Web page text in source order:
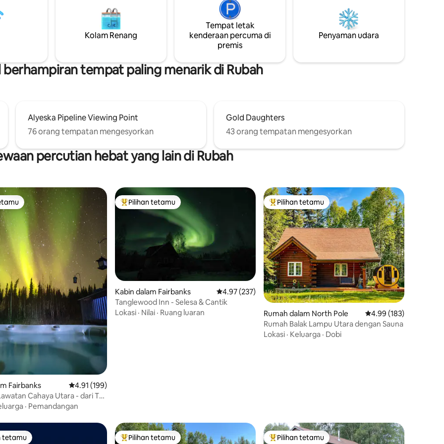
persendirian atau tukang urut
anda kehangatan,
dan keselesaan, juga dikenali
utara yang menakjubkan. Banyak hiasan
kayu yang cantik, cahaya semula jadi dan
tirai yang menggelapkan bilik. Jika boleh,
saya boleh menawarkan masa daftar
berehat. Bandar ini, dengan membeli-
belah, restoran, berjalan-jalan di tepi
sungai, muzium dan kehidupan malam
adalah 20 minit memandu yang indah &
Kolam Renang
Tempat letak
kenderaan percuma di
premis
Penyaman udara
berhampiran tempat paling menarik di Rubah
Alyeska Pipeline Viewing Point
76 orang tempatan mengesyorkan
Gold Daughters
43 orang tempatan mengesyorkan
percutian hebat yang lain di Rubah
5, 54 ulasan
Fairbanks Penarafan purata 4.91 daripada 5, 199 ulasan
4.91 (199)
Cahaya Utara - dari Tab
· Pemandangan
Pilihan utama tetamu
Pilihan tetamu
Kabin dalam Fairbanks Penarafan purata 4.97 daripada 5, 237 ulasan
4.97 (237)
Tanglewood Inn - Selesa & Cantik
Lokasi · Nilai · Ruang luaran
Pilihan utama tetamu
Pilihan tetamu
Rumah dalam North Pole Penarafan purata 4.99
4.99 (183)
Rumah Balak Lampu Utara dengan Sauna
Lokasi · Keluarga · Dobi
tetamu
tetamu Pilihan utama tetamu
Pilihan tetamu Pilihan utama tetamu
Pilihan tetamu